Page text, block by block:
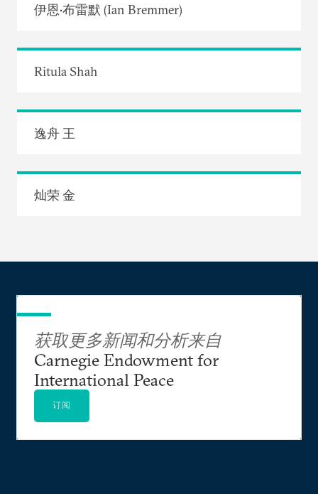
伊恩•布雷默 (Ian Bremmer)
Ritula Shah
逸舟 王
灿荣 金
获取更多新闻和分析来自
Carnegie Endowment for
International Peace
订阅